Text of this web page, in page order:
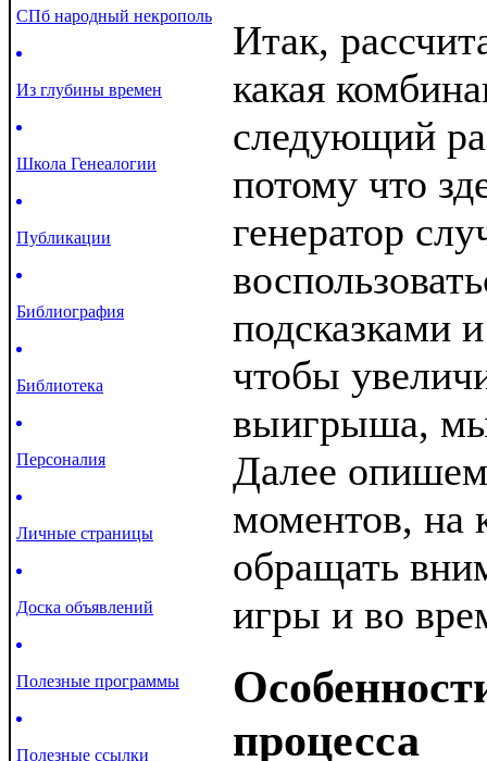
СПб народный некрополь
Из глубины времен
Школа Генеалогии
Публикации
Библиография
Библиотека
Персоналия
Личные страницы
Доска объявлений
Полезные программы
Полезные ссылки
Итак,
какая
следующий
потому что
генератор
подсказками
чтобы
выигрыша,
Далее опишем
моментов, на
обращать
игры и во
процесса